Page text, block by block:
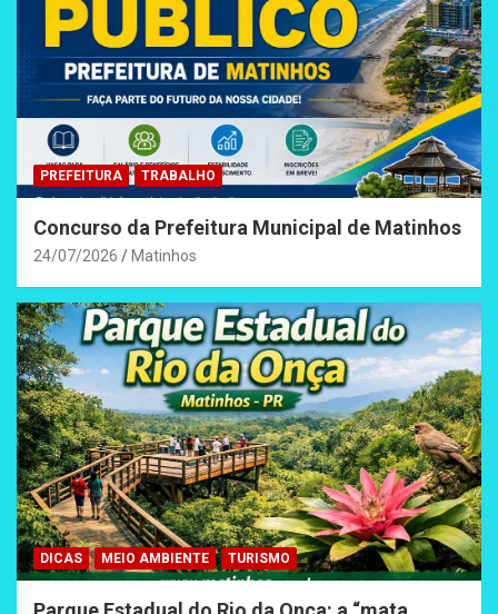
PREFEITURA TRABALHO
Concurso da Prefeitura Municipal de Matinhos
24/07/2026 Matinhos
DICAS MEIO AMBIENTE TURISMO